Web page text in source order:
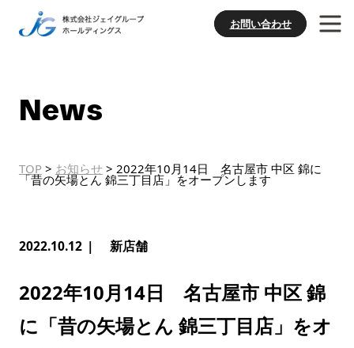
お問い合わせ
News
TOP > お知らせ> 2022年10月14日 名古屋市 中区 錦に
「昔の矢場とん 錦三丁目店」をオープンします
2022.10.12 新店舗
2022年10月14日 名古屋市 中区 錦
に「昔の矢場とん 錦三丁目店」をオ